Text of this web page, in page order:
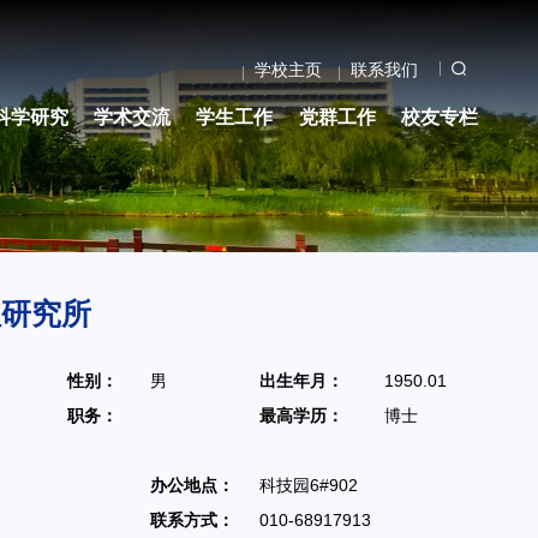
学校主页 联系我们
学研究 学术交流 学生工作 党群工作 校友专栏
究所
性别： 男 出生年月：
1950.01
职务： 最高学历：
博士
办公地点：
科技园6#902
联系方式：
010-68917913